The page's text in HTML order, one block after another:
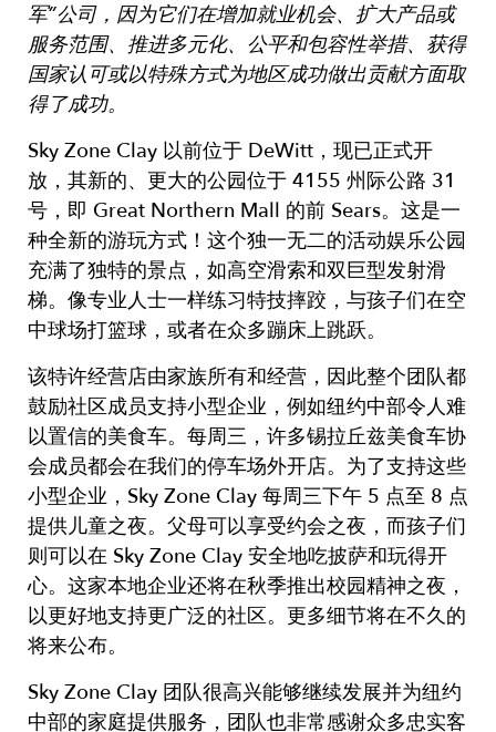
军”公司，因为它们在增加就业机会、扩大产品或
服务范围、推进多元化、公平和包容性举措、获得
国家认可或以特殊方式为地区成功做出贡献方面取
得了成功。
Sky Zone Clay 以前位于 DeWitt，现已正式开
放，其新的、更大的公园位于 4155 州际公路 31
号，即 Great Northern Mall 的前 Sears。这是一
种全新的游玩方式！这个独一无二的活动娱乐公园
充满了独特的景点，如高空滑索和双巨型发射滑
梯。像专业人士一样练习特技摔跤，与孩子们在空
中球场打篮球，或者在众多蹦床上跳跃。
该特许经营店由家族所有和经营，因此整个团队都
鼓励社区成员支持小型企业，例如纽约中部令人难
以置信的美食车。每周三，许多锡拉丘兹美食车协
会成员都会在我们的停车场外开店。为了支持这些
小型企业，Sky Zone Clay 每周三下午 5 点至 8 点
提供儿童之夜。父母可以享受约会之夜，而孩子们
则可以在 Sky Zone Clay 安全地吃披萨和玩得开
心。这家本地企业还将在秋季推出校园精神之夜，
以更好地支持更广泛的社区。更多细节将在不久的
将来公布。
Sky Zone Clay 团队很高兴能够继续发展并为纽约
中部的家庭提供服务，团队也非常感谢众多忠实客